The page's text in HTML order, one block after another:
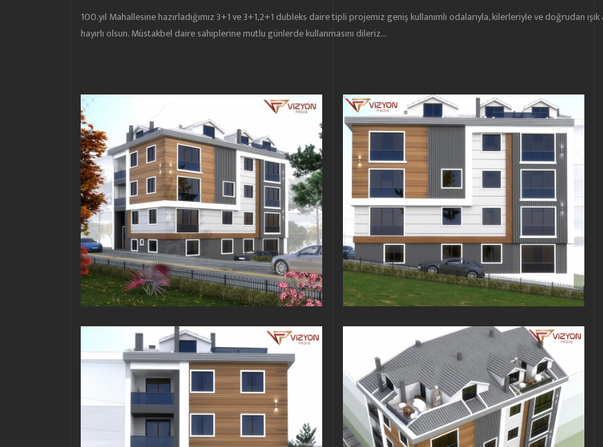
100.yıl Mahallesine hazırladığımız 3+1 ve 3+1,2+1 dubleks daire tipli projemiz geniş kullanımlı odalarıyla, kilerleriyle ve doğrudan
hayırlı olsun. Müstakbel daire sahiplerine mutlu günlerde kullanmasını dileriz...